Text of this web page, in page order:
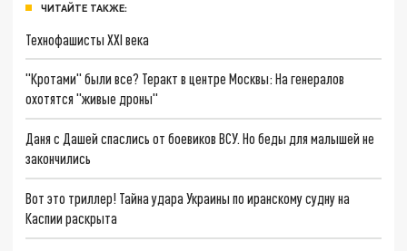
ЧИТАЙТЕ ТАКЖЕ:
Технофашисты XXI века
"Кротами" были все? Теракт в центре Москвы: На генералов
охотятся "живые дроны"
Даня с Дашей спаслись от боевиков ВСУ. Но беды для малышей не
закончились
Вот это триллер! Тайна удара Украины по иранскому судну на
Каспии раскрыта